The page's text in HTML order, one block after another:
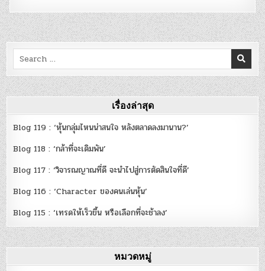
Search
for:
เรื่องล่าสุด
Blog 119 : ‘หุ้นกลุ่มไหนน่าสนใจ หลังตลาดลงมานาน?’
Blog 118 : ‘กล้าที่จะเดิมพัน’
Blog 117 : ‘วิจารณญาณที่ดี จะนำไปสู่การตัดสินใจที่ดี’
Blog 116 : ‘Character ของคนเล่นหุ้น’
Blog 115 : ‘เทรดให้เร็วขึ้น หรือเลือกที่จะช้าลง’
หมวดหมู่